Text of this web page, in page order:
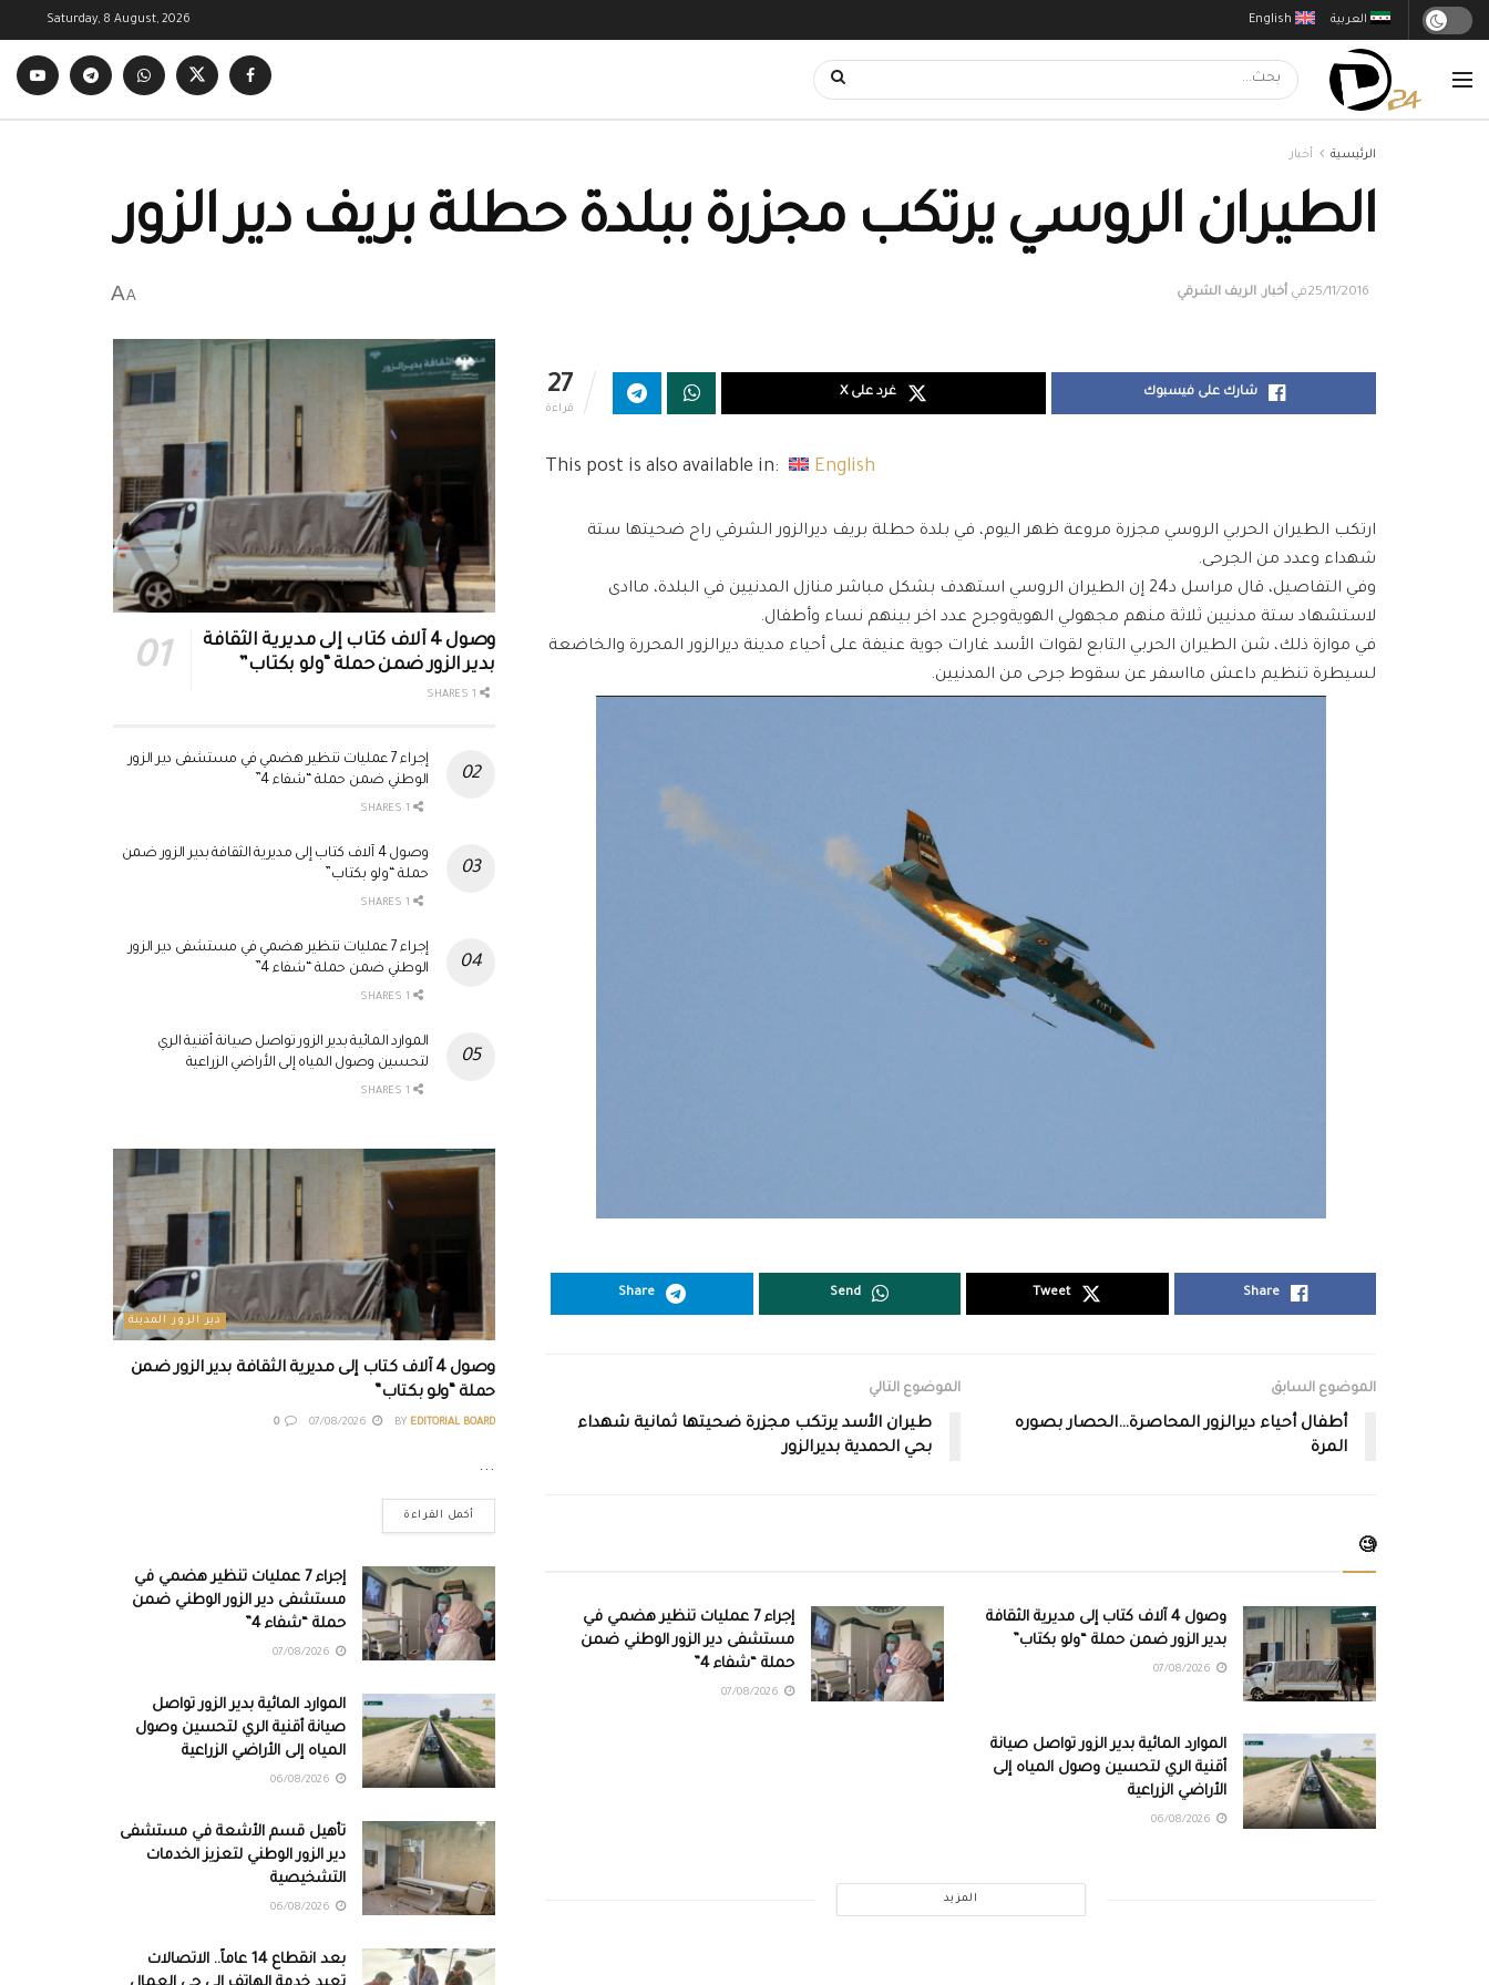
English العربية Saturday, 8 August, 2026
الرئيسية أخبار
الطيران الروسي يرتكب مجزرة ببلدة حطلة بريف دير الزور
25/11/2016في أخبار, الريف الشرقي A
A
27
قراءة
شارك على فيسبوك غرد على X
This post is also available in: English
ارتكب الطيران الحربي الروسي مجزرة مروعة ظهر اليوم، في بلدة حطلة بريف ديرالزور الشرقي راح ضحيتها ستة
شهداء وعدد من الجرحى.
وفي التفاصيل، قال مراسل د24 إن الطيران الروسي استهدف بشكل مباشر منازل المدنيين في البلدة، ماادى
لاستشهاد ستة مدنيين ثلاثة منهم مجهولي الهويةوجرح عدد اخر بينهم نساء وأطفال.
في موازة ذلك، شن الطيران الحربي التابع لقوات الأسد غارات جوية عنيفة على أحياء مدينة ديرالزور المحررة والخاضعة
لسيطرة تنظيم داعش مااسفر عن سقوط جرحى من المدنيين.
Share
Tweet
Send
Share
الموضوع السابق
أطفال أحياء ديرالزور المحاصرة…الحصار بصوره
المرة
الموضوع التالي
طيران الأسد يرتكب مجزرة ضحيتها ثمانية شهداء
بحي الحمدية بديرالزور
🧐
وصول 4 آلاف كتاب إلى مديرية الثقافة
بدير الزور ضمن حملة “ولو بكتاب”
إجراء 7 عمليات تنظير هضمي في
مستشفى دير الزور الوطني ضمن
حملة “شفاء 4”
الموارد المائية بدير الزور تواصل صيانة
أقنية الري لتحسين وصول المياه إلى
الأراضي الزراعية
المزيد
وصول 4 آلاف كتاب إلى مديرية الثقافة
بدير الزور ضمن حملة “ولو بكتاب”
إجراء 7 عمليات تنظير هضمي في مستشفى دير الزور
الوطني ضمن حملة “شفاء 4”
وصول 4 آلاف كتاب إلى مديرية الثقافة بدير الزور ضمن
حملة “ولو بكتاب”
إجراء 7 عمليات تنظير هضمي في مستشفى دير الزور
الوطني ضمن حملة “شفاء 4”
الموارد المائية بدير الزور تواصل صيانة أقنية الري
لتحسين وصول المياه إلى الأراضي الزراعية
دير الزور المدينة
وصول 4 آلاف كتاب إلى مديرية الثقافة بدير الزور ضمن
حملة “ولو بكتاب”
BY EDITORIAL BOARD
0
...
أكمل القراءة
إجراء 7 عمليات تنظير هضمي في
مستشفى دير الزور الوطني ضمن
حملة “شفاء 4”
الموارد المائية بدير الزور تواصل
صيانة أقنية الري لتحسين وصول
المياه إلى الأراضي الزراعية
تأهيل قسم الأشعة في مستشفى
دير الزور الوطني لتعزيز الخدمات
التشخيصية
بعد انقطاع 14 عاماً.. الاتصالات